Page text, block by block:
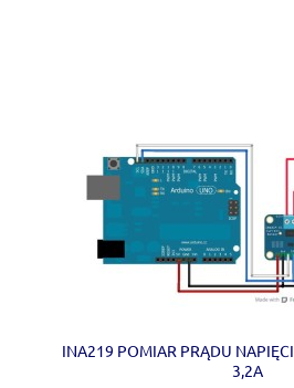
INA219 POMIAR PRĄDU
3,2A